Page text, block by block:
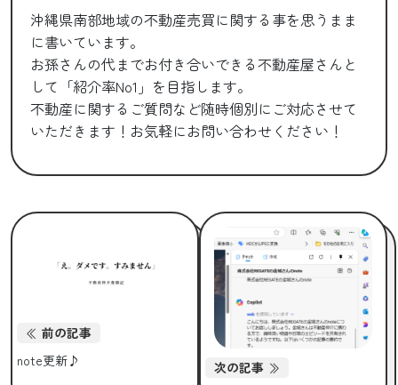
沖縄県南部地域の不動産売買に関する事を思うまま
に書いています。
お孫さんの代までお付き合いできる不動産屋さんと
して「紹介率No1」を目指します。
不動産に関するご質問など随時個別にご対応させて
いただきます！お気軽にお問い合わせください！
前の記事
note更新♪
次の記事